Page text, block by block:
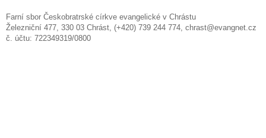
Farní sbor Českobratrské církve evangelické v Chrástu
Železniční 477, 330 03 Chrást, (+420) 739 244 774, chrast@evangnet.cz
č. účtu: 722349319/0800